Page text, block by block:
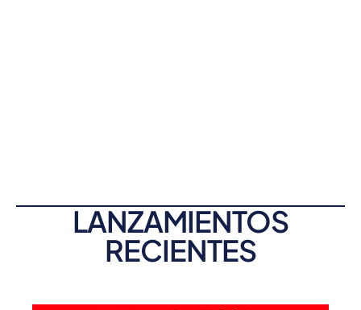
LANZAMIENTOS
RECIENTES